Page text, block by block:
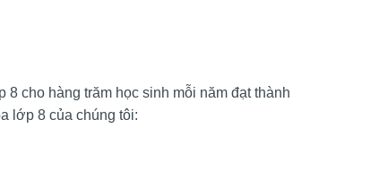
cho hàng trăm học sinh mỗi năm đạt thành
lớp 8 của chúng tôi: